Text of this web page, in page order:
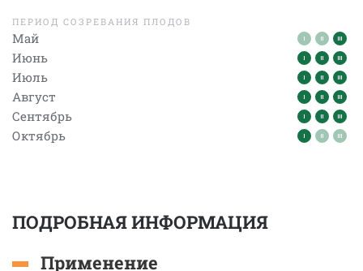
ПЕРИОД СОЗРЕВАНИЯ ПЛОДОВ
Май
Июнь
Июль
Август
Сентябрь
Октябрь
ПОДРОБНАЯ ИНФОРМАЦИЯ
Применение